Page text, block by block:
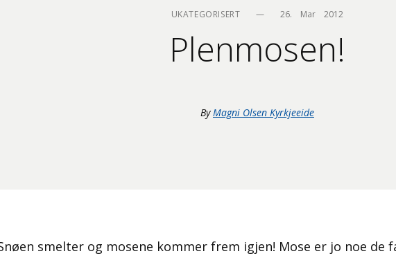
UKATEGORISERT — 26.    Mar    2012
Plenmosen!
By Magni Olsen Kyrkjeeide
smelter og mosene kommer frem igjen! Mose er jo noe de